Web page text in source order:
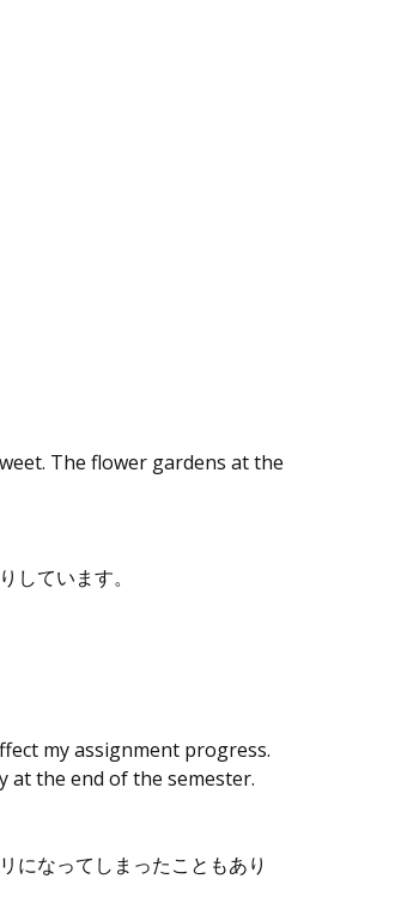
The flower gardens at the
ています。
my assignment progress.
at the end of the semester.
になってしまったこともあり